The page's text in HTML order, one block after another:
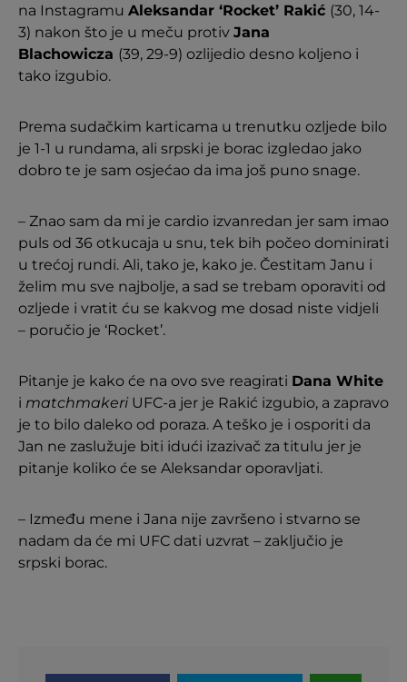
na Instagramu Aleksandar ‘Rocket’ Rakić (30, 14-
3) nakon što je u meču protiv Jana
Blachowicza (39, 29-9) ozlijedio desno koljeno i
tako izgubio.
Prema sudačkim karticama u trenutku ozljede bilo
je 1-1 u rundama, ali srpski je borac izgledao jako
dobro te je sam osjećao da ima još puno snage.
– Znao sam da mi je cardio izvanredan jer sam imao
puls od 36 otkucaja u snu, tek bih počeo dominirati
u trećoj rundi. Ali, tako je, kako je. Čestitam Janu i
želim mu sve najbolje, a sad se trebam oporaviti od
ozljede i vratit ću se kakvog me dosad niste vidjeli
– poručio je ‘Rocket’.
Pitanje je kako će na ovo sve reagirati Dana White
i matchmakeri UFC-a jer je Rakić izgubio, a zapravo
je to bilo daleko od poraza. A teško je i osporiti da
Jan ne zaslužuje biti idući izazivač za titulu jer je
pitanje koliko će se Aleksandar oporavljati.
– Između mene i Jana nije završeno i stvarno se
nadam da će mi UFC dati uzvrat – zaključio je
srpski borac.